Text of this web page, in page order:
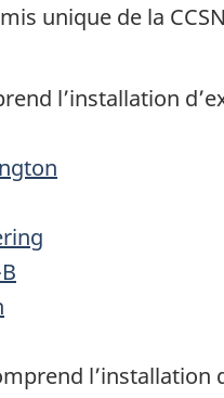
unique de la
l’installation
l’installation